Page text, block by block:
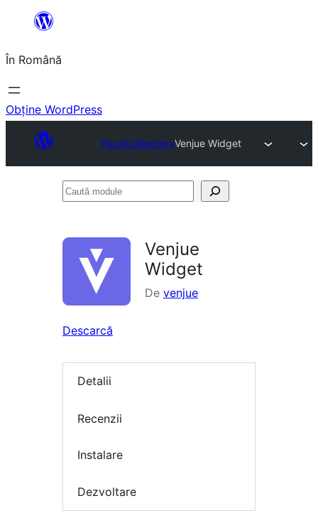
conținut
În Română
Obține WordPress
Plugin DirectoryVenjue Widget
Caută
Venjue
Widget
De venjue
Descarcă
Detalii
Recenzii
Instalare
Dezvoltare